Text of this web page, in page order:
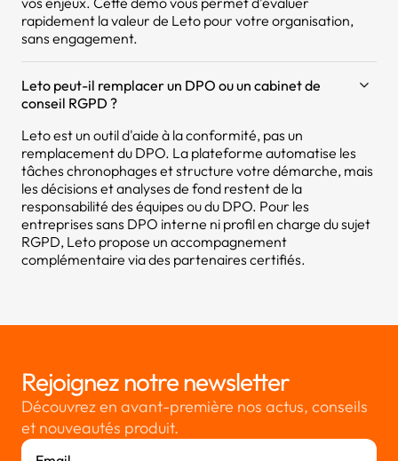
rapidement la valeur de Leto pour votre organisation,
sans engagement.
Leto peut-il remplacer un DPO ou un cabinet de
conseil RGPD ?
Leto est un outil d'aide à la conformité, pas un
remplacement du DPO. La plateforme automatise les
tâches chronophages et structure votre démarche, mais
les décisions et analyses de fond restent de la
responsabilité des équipes ou du DPO. Pour les
entreprises sans DPO interne ni profil en charge du sujet
RGPD, Leto propose un accompagnement
complémentaire via des partenaires certifiés.
Rejoignez notre newsletter
Découvrez en avant-première nos actus, conseils
et nouveautés produit.